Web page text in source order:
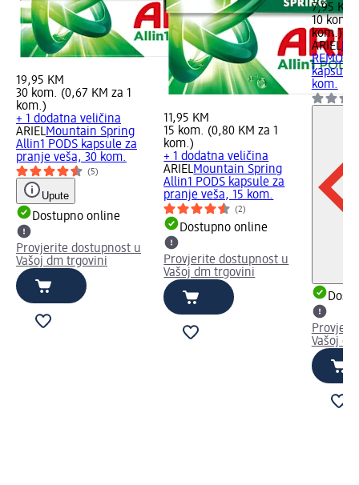
19,95 KM
30 kom. (0,67 KM za 1
kom.)
+ 1 dodatna veličina
ARIELMountain Spring
Allin1 PODS kapsule za
pranje veša, 30 kom.
(5)
Upute
Dostupno online
Provjerite dostupnost u
Vašoj dm trgovini
11,95 KM
15 kom. (0,80 KM za 1
kom.)
+ 1 dodatna veličina
ARIELMountain Spring
Allin1 PODS kapsule za
pranje veša, 15 kom.
(2)
Dostupno online
Provjerite dostupnost u
Vašoj dm trgovini
7,95 KM
10 kom.
kom.)
ARIEL
kapsule
kom.
Vašoj